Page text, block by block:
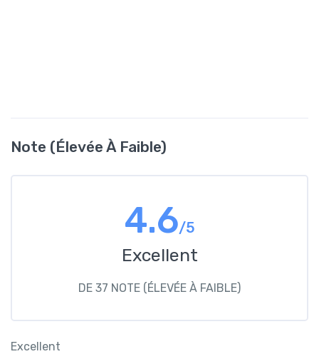
Note (élevée À Faible)
4.6/5
Excellent
DE 37 NOTE (ÉLEVÉE À FAIBLE)
Excellent